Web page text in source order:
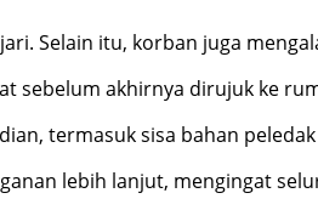
Selain itu, korban juga
sebelum akhirnya dirujuk ke
termasuk sisa bahan
lebih lanjut, mengingat